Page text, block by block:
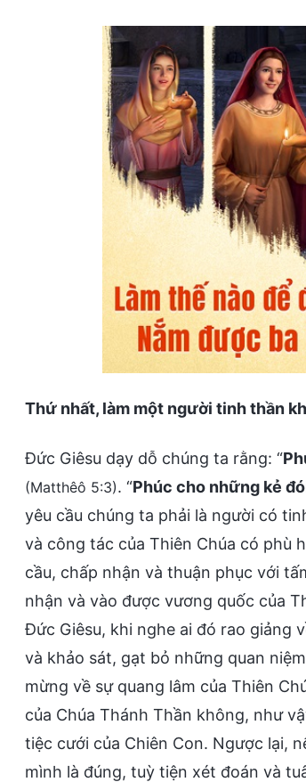
Thứ nhất, làm một người tinh thần
Đức Giêsu dạy dỗ chúng ta rằng: “
(Matthêô 5:3). “Phúc cho những kẻ
yêu cầu chúng ta phải là người có
và công tác của Thiên Chúa có phù
cầu, chấp nhận và thuận phục với
nhận và vào được vương quốc của
Đức Giêsu, khi nghe ai đó rao giảng
và khảo sát, gạt bỏ những quan
mừng về sự quang lâm của Thiên
của Chúa Thánh Thần không, như
tiệc cưới của Chiên Con. Ngược lại,
mình là đúng, tuỳ tiện xét đoán và